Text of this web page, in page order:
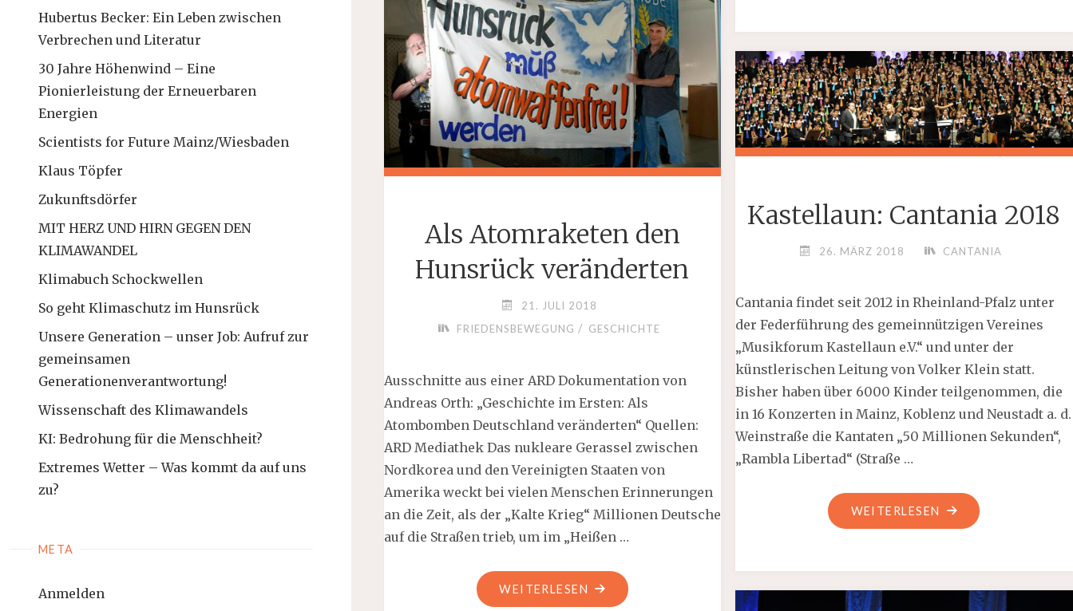
Hubertus Becker: Ein Leben zwischen
Verbrechen und Literatur
30 Jahre Höhenwind – Eine
Pionierleistung der Erneuerbaren
Energien
Scientists for Future Mainz/Wiesbaden
Klaus Töpfer
Zukunftsdörfer
MIT HERZ UND HIRN GEGEN DEN
KLIMAWANDEL
Klimabuch Schockwellen
So geht Klimaschutz im Hunsrück
Unsere Generation – unser Job: Aufruf zur
gemeinsamen
Generationenverantwortung!
Wissenschaft des Klimawandels
KI: Bedrohung für die Menschheit?
Extremes Wetter – Was kommt da auf uns
zu?
META
Anmelden
Als Atomraketen den
Hunsrück veränderten
21. JULI 2018
FRIEDENSBEWEGUNG / GESCHICHTE
Ausschnitte aus einer ARD Dokumentation von
Andreas Orth: „Geschichte im Ersten: Als
Atombomben Deutschland veränderten“ Quellen:
ARD Mediathek Das nukleare Gerassel zwischen
Nordkorea und den Vereinigten Staaten von
Amerika weckt bei vielen Menschen Erinnerungen
an die Zeit, als der „Kalte Krieg“ Millionen Deutsche
auf die Straßen trieb, um im „Heißen …
WEITERLESEN "ALS
Kastellaun: Cantania 2018
26. MÄRZ 2018 CANTANIA
Cantania findet seit 2012 in Rheinland-Pfalz unter
der Federführung des gemeinnützigen Vereines
„Musikforum Kastellaun e.V.“ und unter der
künstlerischen Leitung von Volker Klein statt.
Bisher haben über 6000 Kinder teilgenommen, die
in 16 Konzerten in Mainz, Koblenz und Neustadt a. d.
Weinstraße die Kantaten „50 Millionen Sekunden“,
„Rambla Libertad“ (Straße …
WEITERLESEN "KASTELLAUN:
CANTANIA